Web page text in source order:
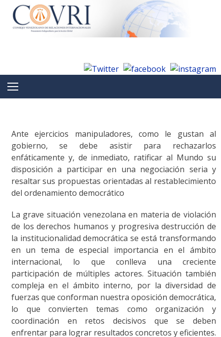
Skip to content
Ante ejercicios manipuladores, como le gustan al
gobierno, se debe asistir para rechazarlos
enfáticamente y, de inmediato, ratificar al Mundo su
disposición a participar en una negociación seria y
resaltar sus propuestas orientadas al restablecimiento
del ordenamiento democrático
La grave situación venezolana en materia de violación
de los derechos humanos y progresiva destrucción de
la institucionalidad democrática se está transformando
en un tema de especial importancia en el ámbito
internacional, lo que conlleva una creciente
participación de múltiples actores. Situación también
compleja en el ámbito interno, por la diversidad de
fuerzas que conforman nuestra oposición democrática,
lo que convierten temas como organización y
coordinación en retos decisivos que se deben
enfrentar para lograr resultados concretos y eficientes.